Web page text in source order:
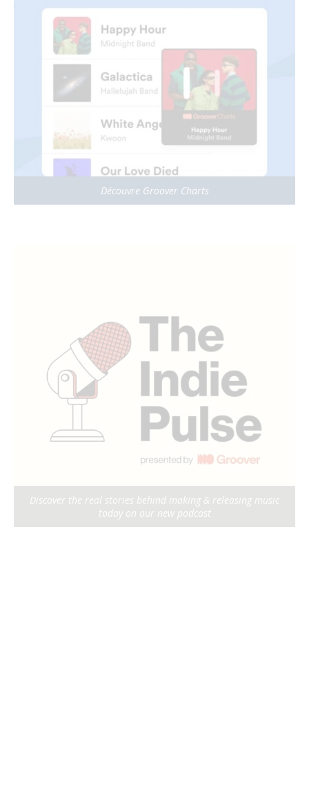
Découvre Groover Charts
Discover the real stories behind making & releasing music
today on our new podcast